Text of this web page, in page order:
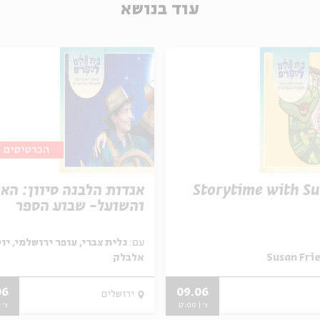
עוד בנושא
הכרטיסים
אגדות הלבנה סיוון:
והשועל- שבוע הספר
עם: גלית צברי, עופר ירושלמי,
אלבלק
ירושלים
ג' | 17:00
Storytime with
09.06
ג' | 17:00